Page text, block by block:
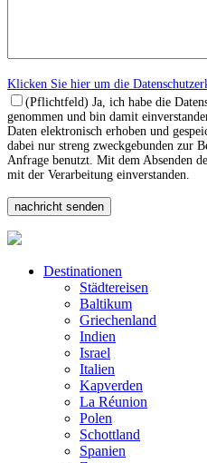
Klicken Sie hier um die
(Pflichtfeld) Ja, ich habe die
genommen und bin damit
Daten elektronisch erhoben und
dabei nur streng zweckgebunden zur
Anfrage benutzt. Mit dem Absenden
mit der Verarbeitung einverstanden.
Destinationen
Städtereisen
Baltikum
Griechenland
Indien
Israel
Italien
Kapverden
La Réunion
Polen
Schottland
Spanien